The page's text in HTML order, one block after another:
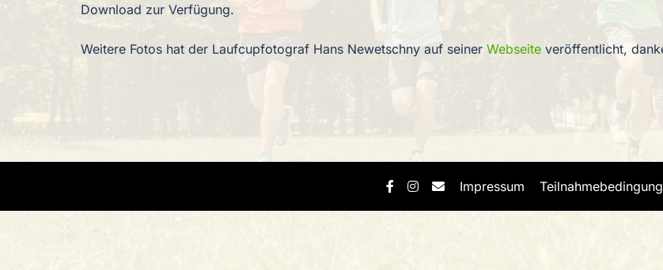
Download zur Verfügung.
Weitere Fotos hat der Laufcupfotograf Hans Newetschny auf seiner Webseite veröffentlicht,
Impressum